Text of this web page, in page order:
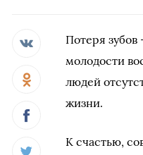
Потеря
молодости
людей
жизни.
К счастью,